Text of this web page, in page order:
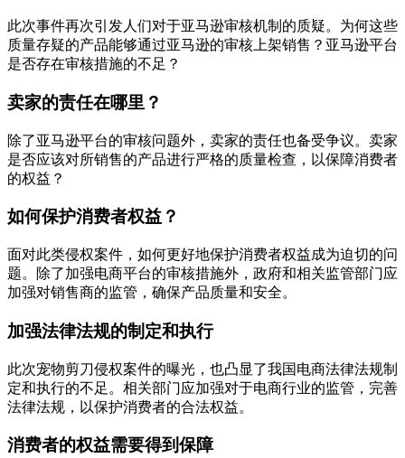
此次事件再次引发人们对于亚马逊审核机制的质疑。为何这些
质量存疑的产品能够通过亚马逊的审核上架销售？亚马逊平台
是否存在审核措施的不足？
卖家的责任在哪里？
除了亚马逊平台的审核问题外，卖家的责任也备受争议。卖家
是否应该对所销售的产品进行严格的质量检查，以保障消费者
的权益？
如何保护消费者权益？
面对此类侵权案件，如何更好地保护消费者权益成为迫切的问
题。除了加强电商平台的审核措施外，政府和相关监管部门应
加强对销售商的监管，确保产品质量和安全。
加强法律法规的制定和执行
此次宠物剪刀侵权案件的曝光，也凸显了我国电商法律法规制
定和执行的不足。相关部门应加强对于电商行业的监管，完善
法律法规，以保护消费者的合法权益。
消费者的权益需要得到保障